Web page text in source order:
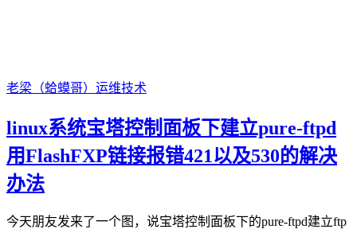
老梁（蛤蟆哥） 运维技术
linux系统宝塔控制面板下建立pure-ftpd
用FlashFXP链接报错421以及530的解决
办法
今天朋友发来了一个图，说宝塔控制面板下的pure-ftpd建立ftp